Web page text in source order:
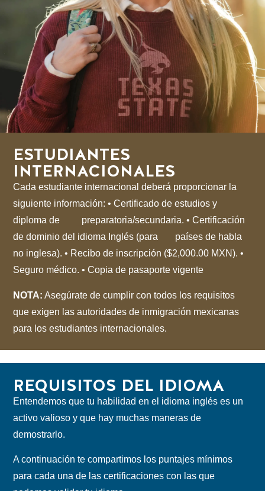
ESTUDIANTES
INTERNACIONALES
Cada estudiante internacional deberá proporcionar la
siguiente información: •⁠ ⁠Certificado de estudios y
diploma de
preparatoria/secundaria. •⁠ ⁠Certificación
de dominio del idioma Inglés (para
países de habla
no inglesa). •⁠ ⁠Recibo de inscripción ($2,000.00 MXN). •⁠
⁠Seguro médico. •⁠ ⁠Copia de pasaporte vigente
NOTA: Asegúrate de cumplir con todos los requisitos
que exigen las autoridades de inmigración mexicanas
para los estudiantes internacionales.
REQUISITOS DEL IDIOMA
Entendemos que tu habilidad en el idioma inglés es un
activo valioso y que hay muchas maneras de
demostrarlo.
A continuación te compartimos los puntajes mínimos
para cada una de las certificaciones con las que